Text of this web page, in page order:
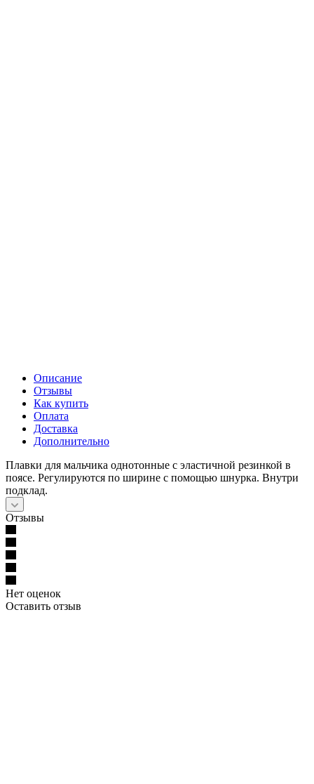
Описание
Отзывы
Как купить
Оплата
Доставка
Дополнительно
Плавки для мальчика однотонные с эластичной резинкой в
поясе. Регулируются по ширине с помощью шнурка. Внутри
подклад.
Отзывы
Нет оценок
Оставить отзыв